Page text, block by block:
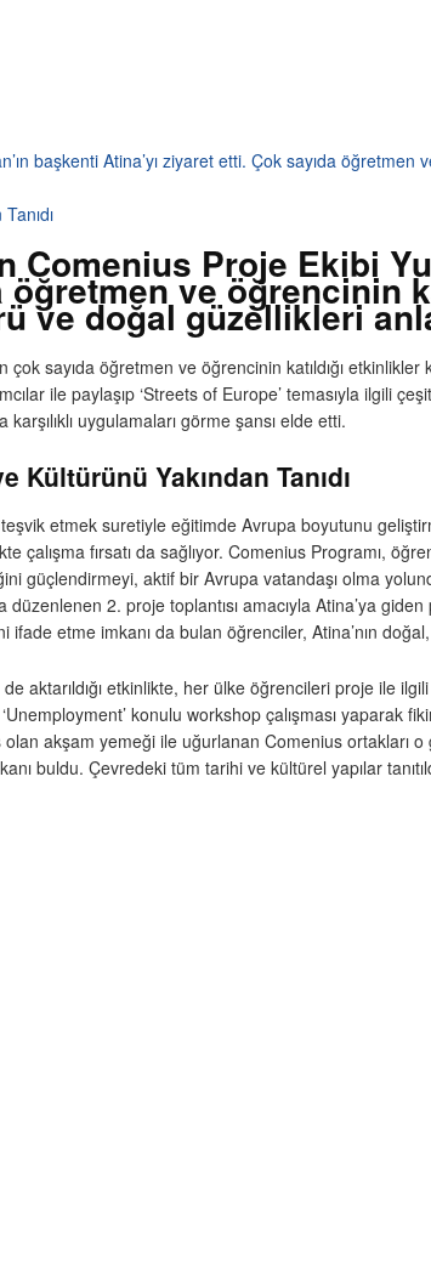
başkenti Atina’yı ziyaret etti. Çok sayıda öğretmen
Comenius Proje Ekibi
öğretmen ve öğrencinin
ve doğal güzellikleri
çok sayıda öğretmen ve öğrencinin katıldığı
ile paylaşıp ‘Streets of Europe’ temasıyla ilgili
uygulamaları görme şansı elde etti.
Yakından Tanıdı
etmek suretiyle eğitimde Avrupa boyutunu
fırsatı da sağlıyor. Comenius Programı,
güçlendirmeyi, aktif bir Avrupa vatandaşı olma
2. proje toplantısı amacıyla Atina’ya
ifade etme imkanı da bulan öğrenciler, Atina’nın
aktarıldığı etkinlikte, her ülke öğrencileri proje ile
konulu workshop çalışması
olan akşam yemeği ile uğurlanan Comenius ortakları
buldu. Çevredeki tüm tarihi ve kültürel yapılar